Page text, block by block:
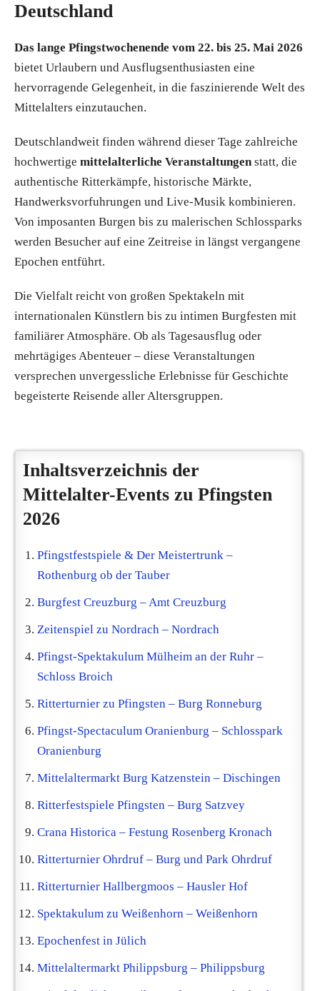
Deutschland
Das lange Pfingstwochenende vom 22. bis 25. Mai 2026
bietet Urlaubern und Ausflugsenthusiasten eine
hervorragende Gelegenheit, in die faszinierende Welt des
Mittelalters einzutauchen.
Deutschlandweit finden während dieser Tage zahlreiche
hochwertige mittelalterliche Veranstaltungenstatt, die
authentische Ritterkämpfe, historische Märkte,
Handwerksvorfuhrungen und Live-Musik kombinieren.
Von imposanten Burgen bis zu malerischen Schlossparks
werden Besucher auf eine Zeitreise in längst vergangene
Epochen entführt.
Die Vielfalt reicht von großen Spektakeln mit
internationalen Künstlern bis zu intimen Burgfesten mit
familiärer Atmosphäre. Ob als Tagesausflug oder
mehrtägiges Abenteuer – diese Veranstaltungen
versprechen unvergessliche Erlebnisse für Geschichte
begeisterte Reisende aller Altersgruppen.
Inhaltsverzeichnis der
Mittelalter-Events zu Pfingsten
2026
Pfingstfestspiele & Der Meistertrunk –
Rothenburg ob der Tauber
Burgfest Creuzburg – Amt Creuzburg
Zeitenspiel zu Nordrach – Nordrach
Pfingst-Spektakulum Mülheim an der Ruhr –
Schloss Broich
Ritterturnier zu Pfingsten – Burg Ronneburg
Pfingst-Spectaculum Oranienburg – Schlosspark
Oranienburg
Mittelaltermarkt Burg Katzenstein – Dischingen
Ritterfestspiele Pfingsten – Burg Satzvey
Crana Historica – Festung Rosenberg Kronach
Ritterturnier Ohrdruf – Burg und Park Ohrdruf
Ritterturnier Hallbergmoos – Hausler Hof
Spektakulum zu Weißenhorn – Weißenhorn
Epochenfest in Jülich
Mittelaltermarkt Philippsburg – Philippsburg